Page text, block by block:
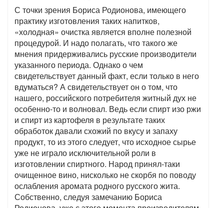
С точки зрения Бориса Родионова, имеющего
практику изготовления таких напитков,
«холодная» очистка является вполне полезной
процедурой. И надо полагать, что такого же
мнения придерживались русские производители
указанного периода. Однако о чем
свидетельствует данный факт, если только в него
вдуматься? А свидетельствует он о том, что
нашего, российского потребителя житный дух не
особенно-то и волновал. Ведь если спирт изо ржи
и спирт из картофеля в результате таких
обработок давали схожий по вкусу и запаху
продукт, то из этого следует, что исходное сырье
уже не играло исключительной роли в
изготовлении спиртного. Народ принял-таки
очищенное вино, нисколько не скорбя по поводу
ослабления аромата родного русского жита.
Собственно, следуя замечанию Бориса